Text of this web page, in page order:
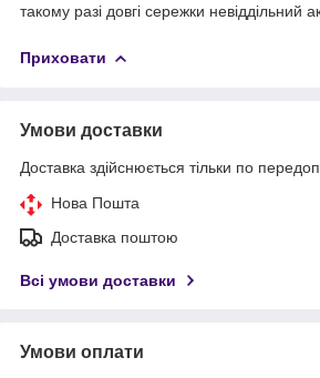
такому разі довгі сережки невіддільний
Приховати
Умови доставки
Доставка здійснюється тільки по
Нова Пошта
Доставка поштою
Всі умови доставки
Умови оплати